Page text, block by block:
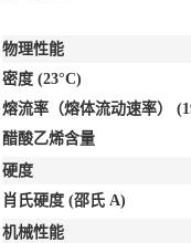
物理性能
密度 (23°C)
熔流率（熔体流动速率）
醋酸乙烯含量
硬度
肖氏硬度 (邵氏 A)
机械性能